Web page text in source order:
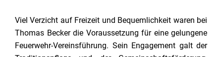
Viel Verzicht auf Freizeit und Bequemlichkeit waren bei
Thomas Becker die Voraussetzung für eine gelungene
Feuerwehr-Vereinsführung. Sein Engagement galt der